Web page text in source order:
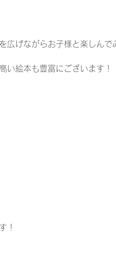
広げながらお子様と楽しんで
い絵本も豊富にございます！
！